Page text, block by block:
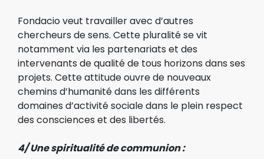
Fondacio veut travailler avec d’autres
chercheurs de sens. Cette pluralité se vit
notamment via les partenariats et des
intervenants de qualité de tous horizons dans ses
projets. Cette attitude ouvre de nouveaux
chemins d’humanité dans les différents
domaines d’activité sociale dans le plein respect
des consciences et des libertés.
4/ Une spiritualité de communion :